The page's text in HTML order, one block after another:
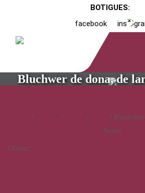
BOTIGUES:
facebook
Bluchwer de dona, de
/ / /
/ Bluchwer
Suave
Oferta!